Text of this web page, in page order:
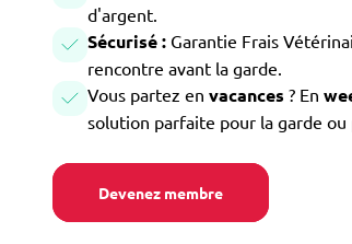
d'argent.
Sécurisé : Garantie Frais
rencontre avant la garde.
Vous partez en vacances ? En
solution parfaite pour la garde
Devenez membre